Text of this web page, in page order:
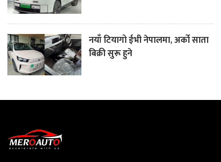
नयाँ टियागो ईभी नेपालमा, अर्को साता
बिक्री सुरू हुने